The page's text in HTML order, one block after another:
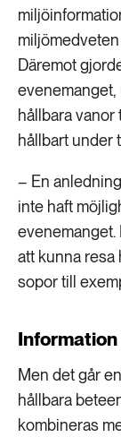
Däremot
hållbara
hållbart under
– En
inte haft
att kunna resa
sopor till
Men det går
hållbara
kombineras